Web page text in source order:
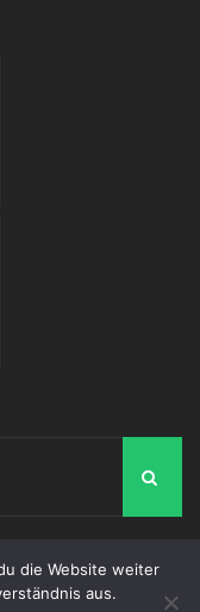
die Website weiter
aus.